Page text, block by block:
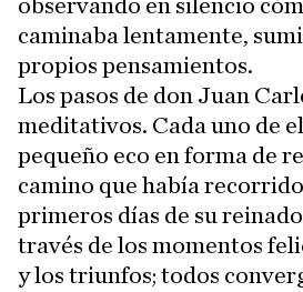
observando en silencio
caminaba lentamente,
propios pensamientos.
Los pasos de don Juan
meditativos. Cada uno de
pequeño eco en forma de
camino que había
primeros días de su
través de los momentos
y los triunfos; todos